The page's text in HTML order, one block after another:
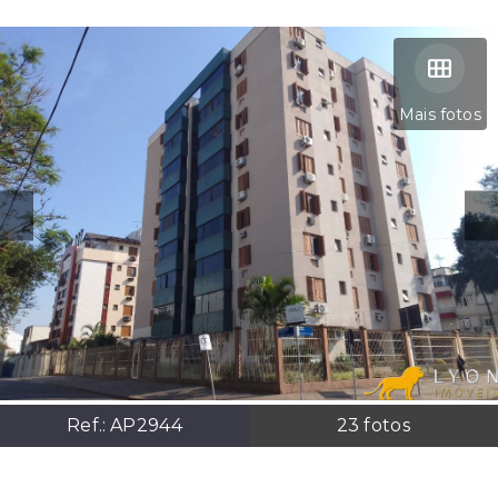
Mais fotos
Ref.:AP2944 23 fotos